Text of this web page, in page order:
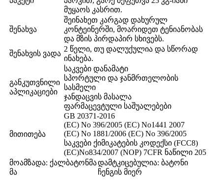
მუყაოს კასრით.
შენახვა
შეინახეთ კარგად დახურულ
კონტეინერში, მოარიდეთ ტენიანობას
და მზის პირდაპირ სხივებს.
შენახვის ვადა
2 წელი, თუ დალუქულია და სწორად
ინახება.
განკუთვნილი
აპლიკაციები
საკვები დანამატი
სპორტული და ჯანმრთელობის
სასმელი
ჯანდაცვის მასალა
ფარმაცევტული საშუალებები
მითითება
GB 20371-2016
(EC) No 396/2005 (EC) No1441 2007
(EC) No 1881/2006 (EC) No 396/2005
საკვები ქიმიკატების კოდექსი (FCC8)
(EC)No834/2007 (NOP) 7CFR ნაწილი 205
მოამზადა: ქალბატონმა
მა
დამტკიცებულია: ბატონი
ჩენგის მიერ